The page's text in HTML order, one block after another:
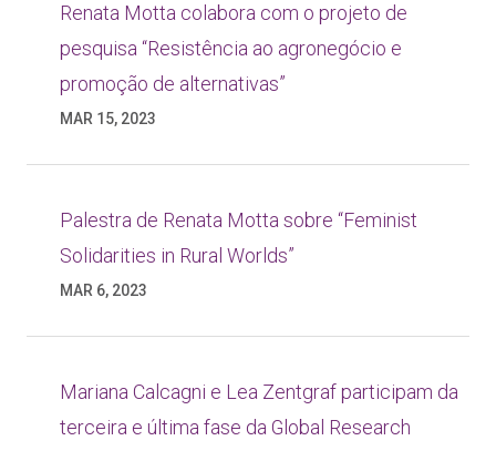
Renata Motta colabora com o projeto de
pesquisa “Resistência ao agronegócio e
promoção de alternativas”
MAR 15, 2023
Palestra de Renata Motta sobre “Feminist
Solidarities in Rural Worlds”
MAR 6, 2023
Mariana Calcagni e Lea Zentgraf participam da
terceira e última fase da Global Research